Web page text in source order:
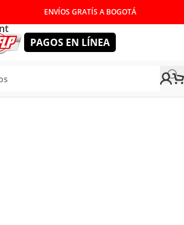
ENVÍOS GRATÍS A BOGOTÁ
PAGOS EN LÍNEA
MADERA